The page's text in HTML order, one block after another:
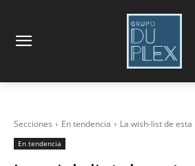
Secciones En tendencia La wish-list de
En tendencia